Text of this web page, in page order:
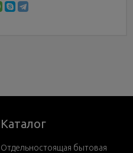
Каталог
Отдельностоящая бытовая